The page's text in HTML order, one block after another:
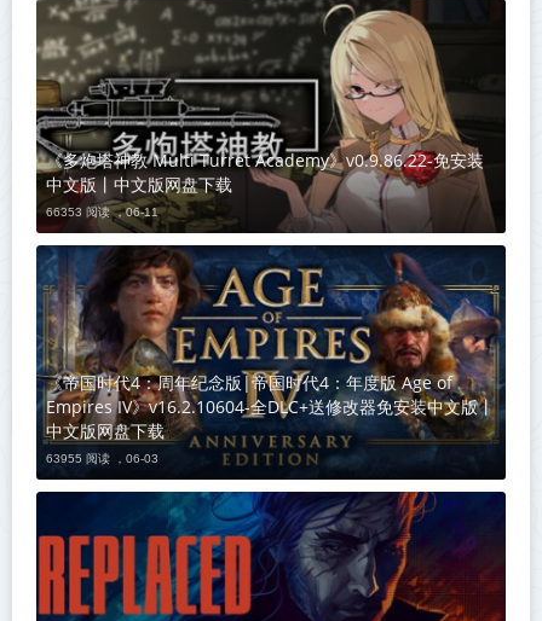
《多炮塔神教 Multi Turret Academy》v0.9.86.22-免安装
中文版丨中文版网盘下载
66353 阅读 ，06-11
《帝国时代4：周年纪念版|帝国时代4：年度版 Age of
Empires IV》v16.2.10604-全DLC+送修改器免安装中文版丨
中文版网盘下载
63955 阅读 ， 06-03